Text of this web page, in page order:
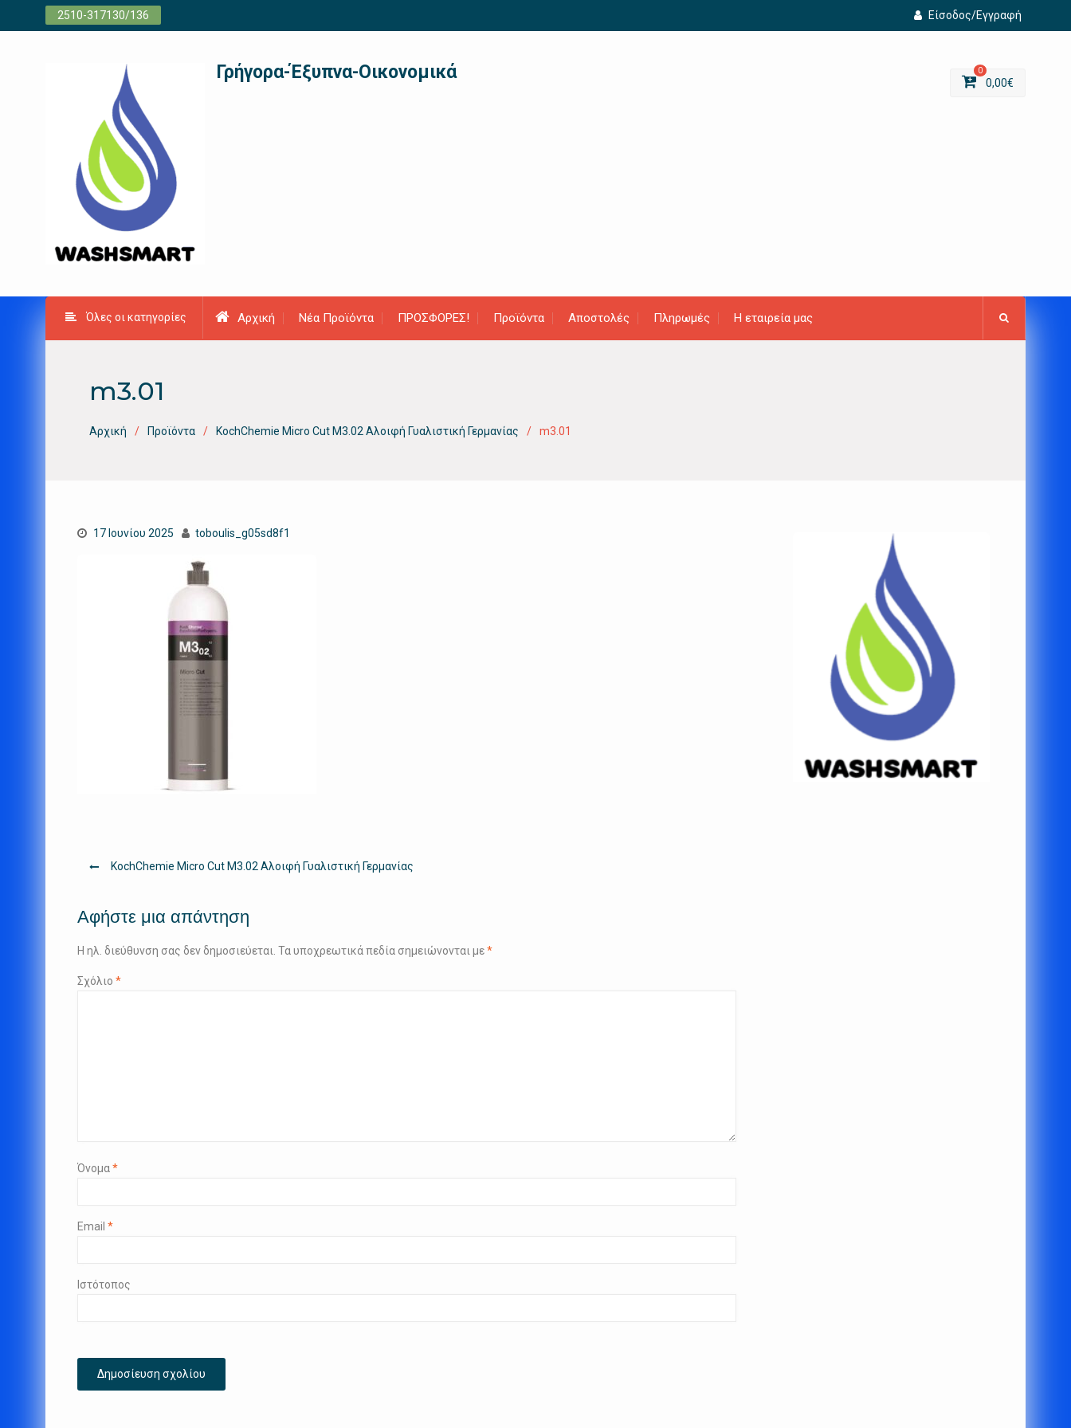
Προχωρήστε
2510-317130/136 Είσοδος/Εγγραφή
Γρήγορα-Έξυπνα-Οικονομικά 0
0,00€
Όλες οι κατηγορίες Αρχική Νέα Προϊόντα ΠΡΟΣΦΟΡΕΣ! Προϊόντα Αποστολές Πληρωμές Η εταιρεία μας
m3.01
Αρχική Προϊόντα KochChemie Micro Cut M3.02 Αλοιφή Γυαλιστική Γερμανίας m3.01
17 Ιουνίου 2025 toboulis_g05sd8f1
Πλοήγηση
KochChemie Micro Cut M3.02 Αλοιφή Γυαλιστική Γερμανίας
Αφήστε μια απάντηση
Η ηλ. διεύθυνση σας δεν δημοσιεύεται. Τα υποχρεωτικά πεδία σημειώνονται με*
Σχόλιο *
Όνομα*
Email *
Ιστότοπος